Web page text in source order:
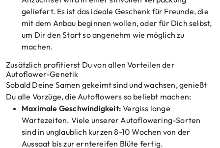
geliefert. Es ist das ideale Geschenk für Freunde, die
mit dem Anbau beginnen wollen, oder für Dich selbst,
um Dir den Start so angenehm wie möglich zu
machen.
Zusätzlich profitierst Du von allen Vorteilen der
Autoflower-Genetik
Sobald Deine Samen gekeimt sind und wachsen, genießt
Du alle Vorzüge, die Autoflowers so beliebt machen:
Maximale Geschwindigkeit: Vergiss lange
Wartezeiten. Viele unserer Autoflowering-Sorten
sind in unglaublich kurzen 8-10 Wochen von der
Aussaat bis zur erntereifen Blüte fertig.